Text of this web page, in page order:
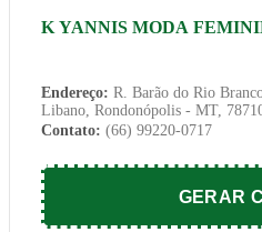
K YANNIS MODA
Endereço: R. Barão do Rio
Libano, Rondonópolis - MT,
Contato: (66) 99220-0717
GERAR